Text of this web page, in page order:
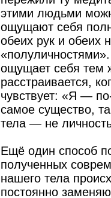
этими людьми
ощущают себя
обеих рук и обеих
ощущает себя тем
расстраивается,
чувствует: «Я —
самое существо, та
тела — не
Ещё один способ
полученных
нашего тела
постоянно